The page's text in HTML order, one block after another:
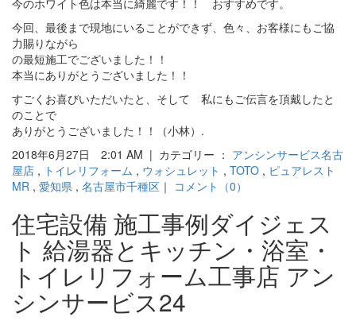
今回、最後まで現地にいることができず、色々、お客様にもご協
力賜りながら
の最短施工でございました！！
本当にありがとうございました！！
すごくお喜びいただいたと、そして 私にもご伝言を頂戴したと
のことで
ありがとうございました！！（小林）.
2018年6月27日 2:01 AM | カテゴリー ： アンシンサービス名古
屋店 , トイレリフォーム , ウォシュレット , TOTO , ピュアレスト
MR , 愛知県 , 名古屋市千種区 ｜ コメント（0）
住宅設備 施工事例ダイジェス
ト 給湯器とキッチン・浴室・
トイレリフォーム工事店 アン
シンサービス24